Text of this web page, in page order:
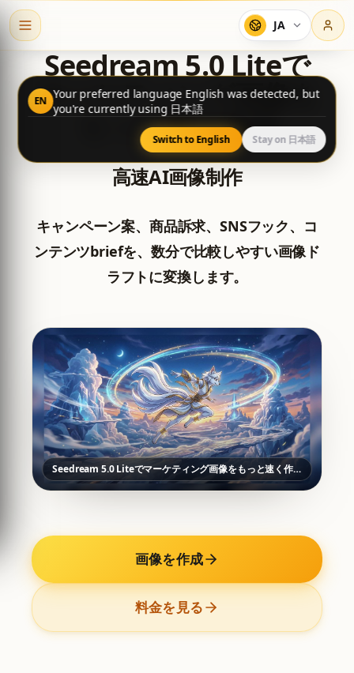
JA
EN Your preferred language English was detected, but
you're currently using 日本語
Switch to English Stay on 日本語
Seedream 5.0 Liteで
マーケティング画像を
もっと速く作成
高速AI画像制作
キャンペーン案、商品訴求、SNSフック、コ
ンテンツbriefを、数分で比較しやすい画像ド
ラフトに変換します。
Seedream 5.0 Liteでマーケティング画像をもっと速く作成
画像を作成
料金を見る